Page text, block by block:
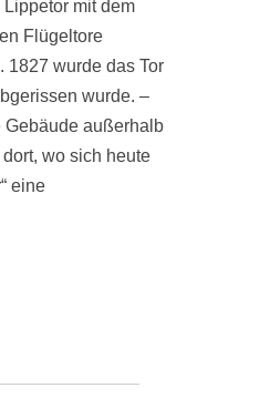
mit dem
Flügeltore
1827 wurde das Tor
wurde. –
Gebäude außerhalb
wo sich heute
eine